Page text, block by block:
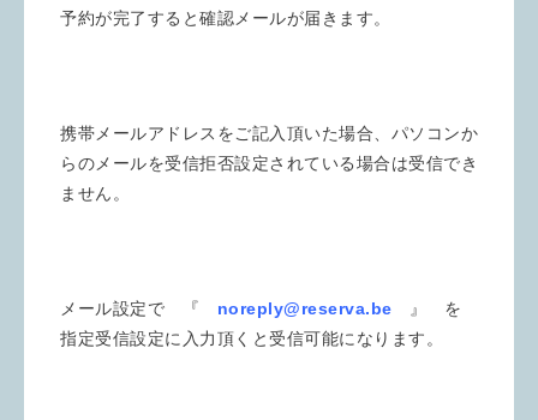
予約が完了すると確認メールが届きます。
携帯メールアドレスをご記入頂いた場合、パソコンか
らのメールを受信拒否設定されている場合は受信でき
ません。
メール設定で 『 noreply@reserva.be
』 を
指定受信設定に入力頂くと受信可能になります。